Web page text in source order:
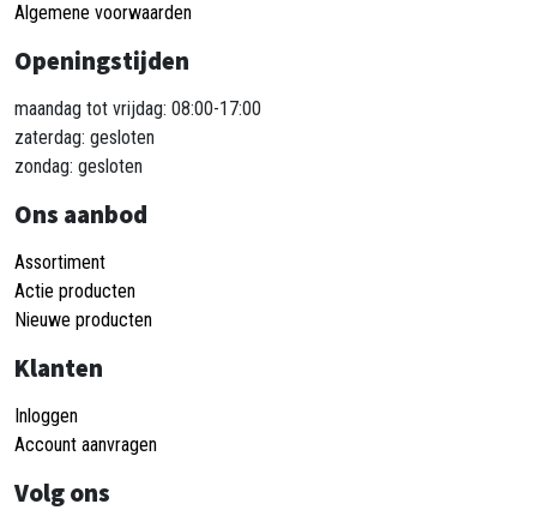
Algemene voorwaarden
Openingstijden
maandag tot vrijdag: 08:00-17:00
zaterdag: gesloten
zondag: gesloten
Ons aanbod
Assortiment
Actie producten
Nieuwe producten
Klanten
Inloggen
Account aanvragen
Volg ons